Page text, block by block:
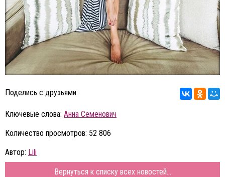
Поделись с друзьями:
Ключевые слова: Анна Семенович
Количество просмотров: 52 806
Автор: Lili
Вернуться к списку всех новостей...